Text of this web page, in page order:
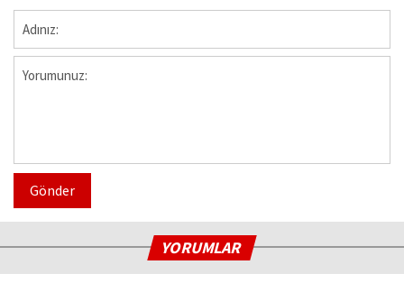
Gönder
YORUMLAR